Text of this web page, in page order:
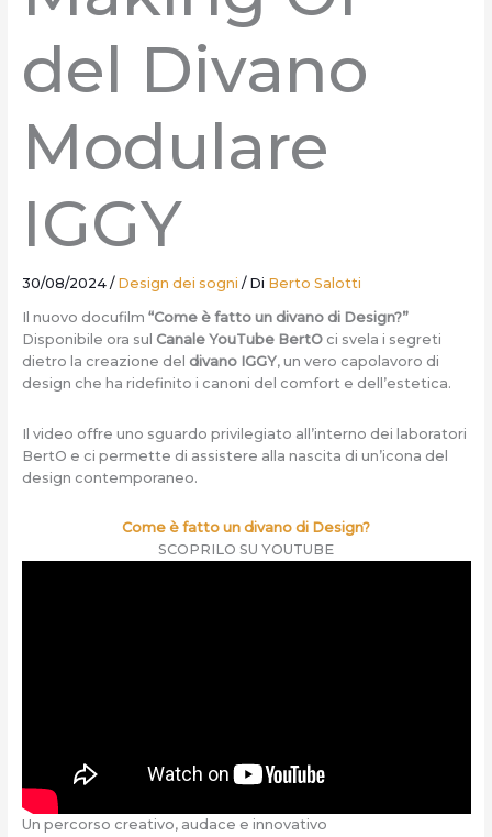
del Divano
Modulare
IGGY
30/08/2024 / Design dei sogni / Di Berto Salotti
Il nuovo docufilm “Come è fatto un divano di Design?”
Disponibile ora sul Canale YouTube BertO ci svela i segreti
dietro la creazione del divano IGGY, un vero capolavoro di
design che ha ridefinito i canoni del comfort e dell’estetica.
Il video offre uno sguardo privilegiato all’interno dei laboratori
BertO e ci permette di assistere alla nascita di un’icona del
design contemporaneo.
Come è fatto un divano di Design?
SCOPRILO SU YOUTUBE
Un percorso creativo, audace e innovativo